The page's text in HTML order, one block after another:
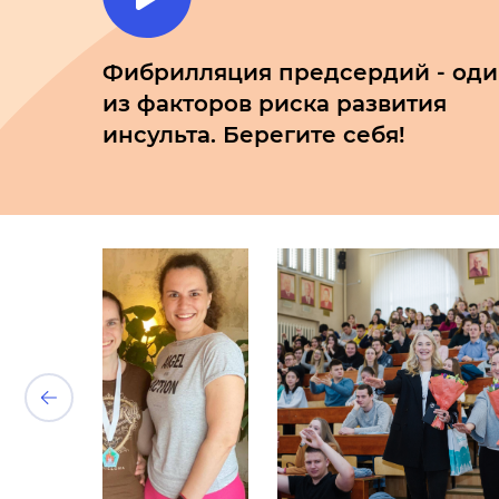
Фибрилляция предсердий -
из факторов риска развития
инсульта. Берегите себя!